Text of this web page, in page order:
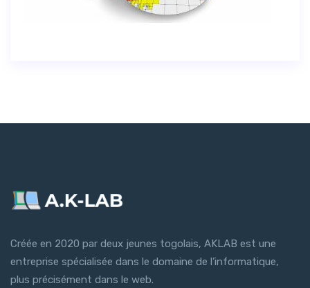
Créée en 2020 par deux jeunes togolais, AKLAB est une
entreprise spécialisée dans le domaine de l’informatique,
plus précisément dans le web.